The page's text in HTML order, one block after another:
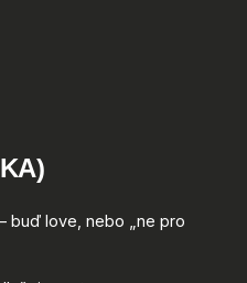
buď love, nebo „ne pro